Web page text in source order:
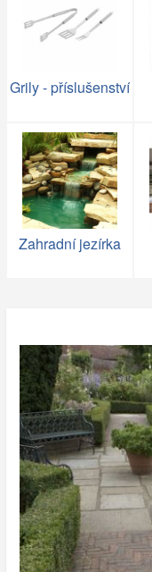
Grily - příslušenství
Zahradní jezírka